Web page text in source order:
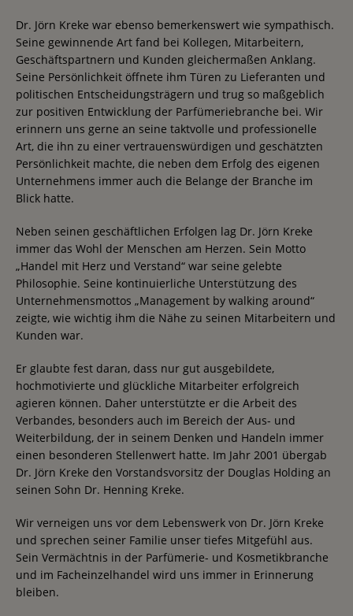
Dr. Jörn Kreke war ebenso bemerkenswert wie sympathisch.
Seine gewinnende Art fand bei Kollegen, Mitarbeitern,
Geschäftspartnern und Kunden gleichermaßen Anklang.
Seine Persönlichkeit öffnete ihm Türen zu Lieferanten und
politischen Entscheidungsträgern und trug so maßgeblich
zur positiven Entwicklung der Parfümeriebranche bei. Wir
erinnern uns gerne an seine taktvolle und professionelle
Art, die ihn zu einer vertrauenswürdigen und geschätzten
Persönlichkeit machte, die neben dem Erfolg des eigenen
Unternehmens immer auch die Belange der Branche im
Blick hatte.
Neben seinen geschäftlichen Erfolgen lag Dr. Jörn Kreke
immer das Wohl der Menschen am Herzen. Sein Motto
„Handel mit Herz und Verstand“ war seine gelebte
Philosophie. Seine kontinuierliche Unterstützung des
Unternehmensmottos „Management by walking around“
zeigte, wie wichtig ihm die Nähe zu seinen Mitarbeitern und
Kunden war.
Er glaubte fest daran, dass nur gut ausgebildete,
hochmotivierte und glückliche Mitarbeiter erfolgreich
agieren können. Daher unterstützte er die Arbeit des
Verbandes, besonders auch im Bereich der Aus- und
Weiterbildung, der in seinem Denken und Handeln immer
einen besonderen Stellenwert hatte. Im Jahr 2001 übergab
Dr. Jörn Kreke den Vorstandsvorsitz der Douglas Holding an
seinen Sohn Dr. Henning Kreke.
Wir verneigen uns vor dem Lebenswerk von Dr. Jörn Kreke
und sprechen seiner Familie unser tiefes Mitgefühl aus.
Sein Vermächtnis in der Parfümerie- und Kosmetikbranche
und im Facheinzelhandel wird uns immer in Erinnerung
bleiben.